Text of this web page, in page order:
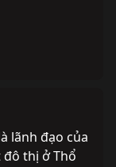
lãnh đạo của
thị ở Thổ